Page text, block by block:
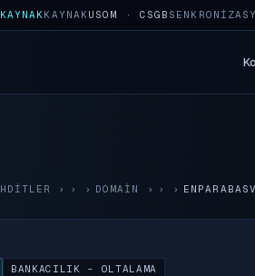
KAYNAKUSOM · CSGB
› DOMAIN ›
BANKACILIK - OLTALAMA